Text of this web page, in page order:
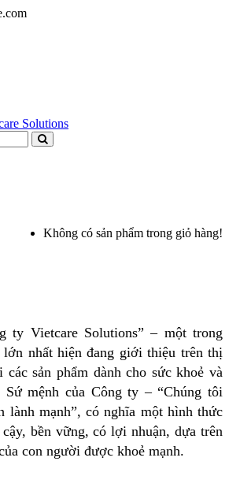
Không có sản phẩm trong giỏ hàng!
ty Vietcare Solutions” – một trong
nhất hiện đang giới thiệu trên thị
sản phẩm dành cho sức khoẻ và
mệnh của Công ty – “Chúng tôi
lành mạnh”, có nghĩa một hình thức
bền vững, có lợi nhuận, dựa trên
con người được khoẻ mạnh.